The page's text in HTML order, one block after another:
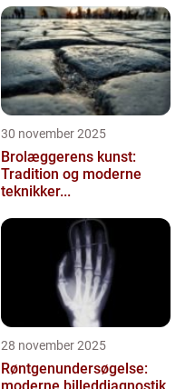
30 november 2025
Brolæggerens kunst:
Tradition og moderne
teknikker...
28 november 2025
Røntgenundersøgelse:
moderne billeddiagnostik